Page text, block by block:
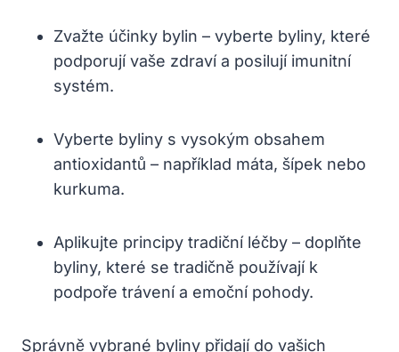
Zvažte účinky bylin – vyberte byliny, které
podporují vaše zdraví a posilují imunitní
systém.
Vyberte byliny s vysokým obsahem
antioxidantů – například máta, šípek nebo
kurkuma.
Aplikujte principy tradiční léčby – doplňte
byliny, které se tradičně používají k
podpoře trávení a emoční pohody.
Správně vybrané byliny přidají do vašich